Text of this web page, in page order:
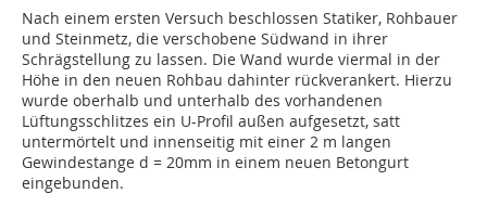
Nach einem ersten Versuch beschlossen Statiker, Rohbauer
und Steinmetz, die verschobene Südwand in ihrer
Schrägstellung zu lassen. Die Wand wurde viermal in der
Höhe in den neuen Rohbau dahinter rückverankert. Hierzu
wurde oberhalb und unterhalb des vorhandenen
Lüftungsschlitzes ein U-Profil außen aufgesetzt, satt
untermörtelt und innenseitig mit einer 2 m langen
Gewindestange d = 20mm in einem neuen Betongurt
eingebunden.